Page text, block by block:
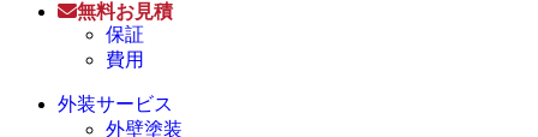
無料お見積
保証
費用
外装サービス
外壁塗装